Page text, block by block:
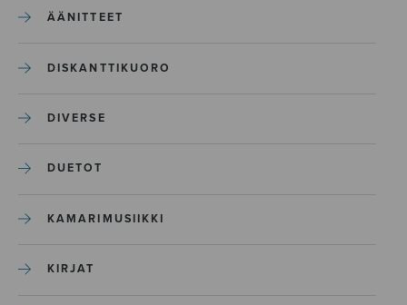
ÄÄNITTEET
DISKANTTIKUORO
DIVERSE
DUETOT
KAMARIMUSIIKKI
KIRJAT